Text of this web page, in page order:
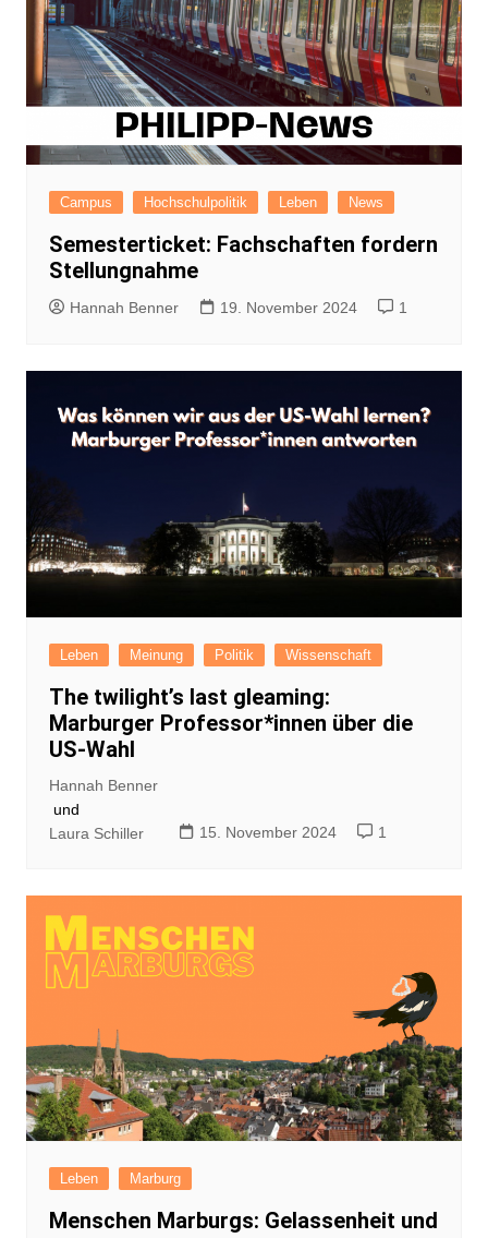
Campus Hochschulpolitik Leben News
Semesterticket: Fachschaften fordern
Stellungnahme
Hannah Benner 19. November 2024 1
Leben Meinung Politik Wissenschaft
The twilight’s last gleaming:
Marburger Professor*innen über die
US-Wahl
Hannah Benner
und
Laura Schiller
15. November 2024 1
Leben Marburg
Menschen Marburgs: Gelassenheit und